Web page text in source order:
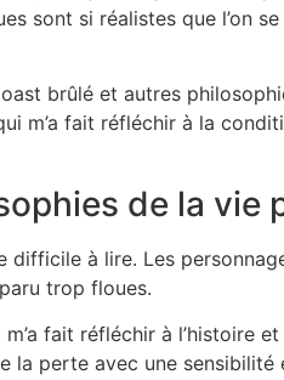
sont si réalistes que l’on
brûlé et autres
m’a fait réfléchir à la
de la vie
à lire. Les
trop floues.
fait réfléchir à l’histoire
perte avec une sensibilité